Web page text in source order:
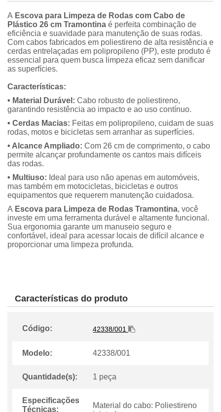
A Escova para Limpeza de Rodas com Cabo de
Plástico 26 cm Tramontina é perfeita combinação de
eficiência e suavidade para manutenção de suas rodas.
Com cabos fabricados em poliestireno de alta resistência e
cerdas entrelaçadas em polipropileno (PP), este produto é
essencial para quem busca limpeza eficaz sem danificar
as superfícies.
Características:
• Material Durável: Cabo robusto de poliestireno,
garantindo resistência ao impacto e ao uso contínuo.
• Cerdas Macias: Feitas em polipropileno, cuidam de suas
rodas, motos e bicicletas sem arranhar as superfícies.
• Alcance Ampliado: Com 26 cm de comprimento, o cabo
permite alcançar profundamente os cantos mais difíceis
das rodas.
• Multiuso: Ideal para uso não apenas em automóveis,
mas também em motocicletas, bicicletas e outros
equipamentos que requerem manutenção cuidadosa.
A Escova para Limpeza de Rodas Tramontina, você
investe em uma ferramenta durável e altamente funcional.
Sua ergonomia garante um manuseio seguro e
confortável, ideal para acessar locais de difícil alcance e
proporcionar uma limpeza profunda.
Características do produto
Código: 42338/001
Modelo: 42338/001
Quantidade(s): 1 peça
Especificações
Técnicas:
Material do cabo: Poliestireno